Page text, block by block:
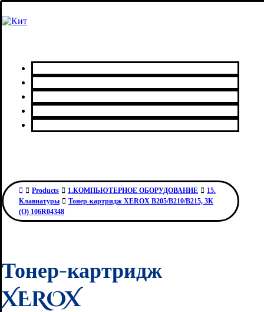
Products 1.КОМПЬЮТЕРНОЕ ОБОРУДОВАНИЕ
15.
Клавиатуры
Тонер-картридж XEROX B205/B210/B215, 3К
(О) 106R04348
Тонер-картридж
XEROX